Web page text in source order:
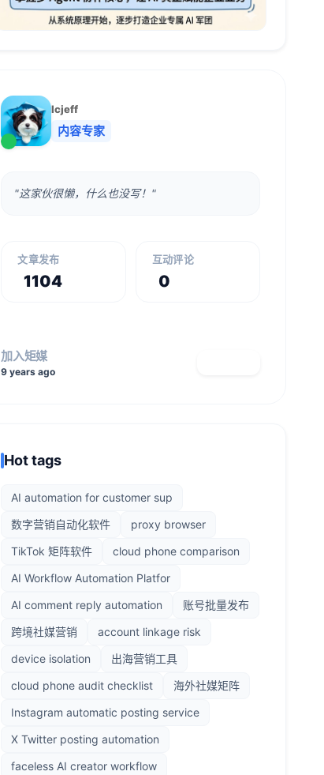
lcjeff
内容专家
"这家伙很懒，什么也没写！"
文章发布
1104
互动评论
0
加入矩媒
9 years ago
Hot tags
AI automation for customer sup
数字营销自动化软件
proxy browser
TikTok 矩阵软件
cloud phone comparison
AI Workflow Automation Platfor
AI comment reply automation
账号批量发布
跨境社媒营销
account linkage risk
device isolation
出海营销工具
cloud phone audit checklist
海外社媒矩阵
Instagram automatic posting service
X Twitter posting automation
faceless AI creator workflow